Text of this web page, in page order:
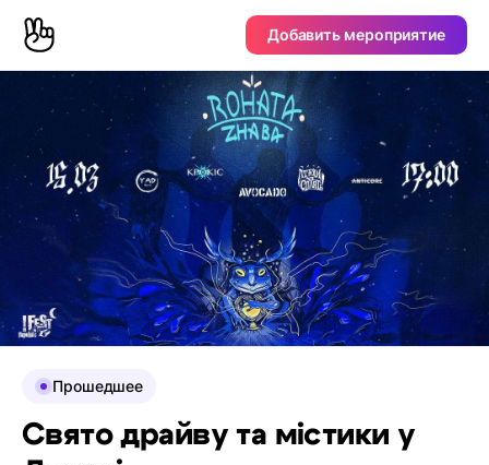
Добавить мероприятие
Прошедшее
Свято драйву та містики у